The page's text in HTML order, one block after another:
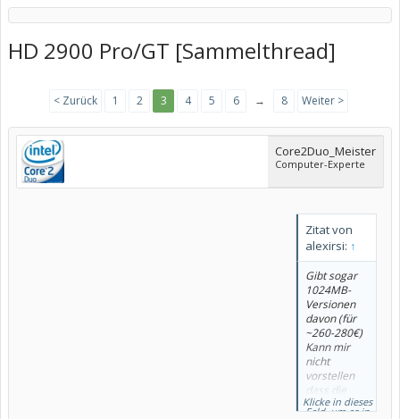
HD 2900 Pro/GT [Sammelthread]
< Zurück 1 2 3 4 5 6 → 8 Weiter >
Core2Duo_Meister
Computer-Experte
Zitat von
alexirsi: ↑
Gibt sogar
1024MB-
Versionen
davon (für
~260-280€)
Kann mir
nicht
vorstellen
dass die
langsamer
Klicke in dieses
Feld, um es in